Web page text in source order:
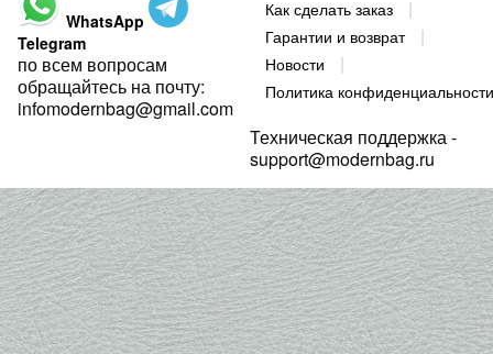
WhatsApp
Telegram
по всем вопросам
обращайтесь на почту:
infomodernbag@gmail.com
Как сделать заказ
Гарантии и возврат
Новости
Политика конфиденциальности
Техническая поддержка -
support@modernbag.ru